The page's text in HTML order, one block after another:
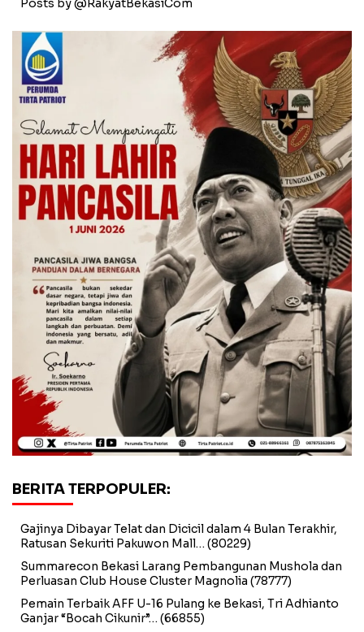
Posts by @RakyatBekasiCom
BERITA TERPOPULER:
Gajinya Dibayar Telat dan Dicicil dalam 4 Bulan Terakhir,
Ratusan Sekuriti Pakuwon Mall… (80229)
Summarecon Bekasi Larang Pembangunan Mushola dan
Perluasan Club House Cluster Magnolia (78777)
Pemain Terbaik AFF U-16 Pulang ke Bekasi, Tri Adhianto
Ganjar “Bocah Cikunir”… (66855)